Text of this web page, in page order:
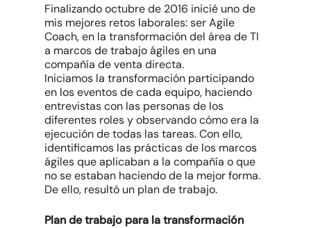
Finalizando octubre de 2016 inicié uno de
mis mejores retos laborales: ser Agile
Coach, en la transformación del área de TI
a marcos de trabajo ágiles en una
compañía de venta directa.
Iniciamos la transformación participando
en los eventos de cada equipo, haciendo
entrevistas con las personas de los
diferentes roles y observando cómo era la
ejecución de todas las tareas. Con ello,
identificamos las prácticas de los marcos
ágiles que aplicaban a la compañía o que
no se estaban haciendo de la mejor forma.
De ello, resultó un plan de trabajo.
Plan de trabajo para la transformación